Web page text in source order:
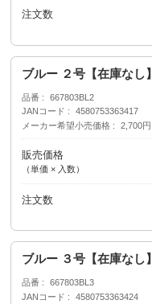
注文数
ブルー ２号【在庫なし】
品番
667803BL2
JANコード
4580753363417
メーカー希望小売価格
2,700円
販売価格
（単価 × 入数）
注文数
ブルー ３号【在庫なし】
品番
667803BL3
JANコード
4580753363424